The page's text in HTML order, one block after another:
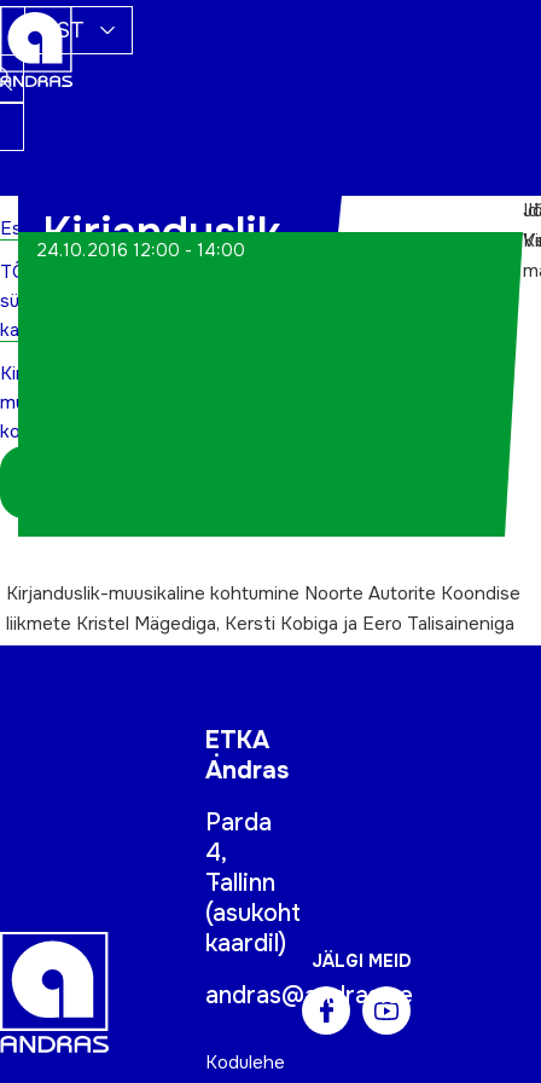
EST
Esileht
TÕN
sündmuste
kalender
Kirjanduslik-
muusikaline
kohtumine
Kirjanduslik-
24.10.2016 12:00 - 14:00
Kirjanduslik-muusikaline kohtumine Noorte Autorite Koondise
liikmete Kristel Mägediga, Kersti Kobiga ja Eero Talisaineniga
ETKA
Andras
Parda
4,
Tallinn
(asukoht
kaardil)
andras@andras.ee
Kodulehe
JÄLGI MEID